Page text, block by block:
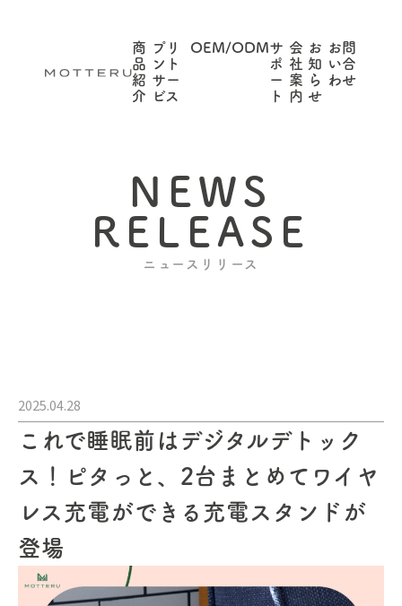
商
品
紹
介
プリ
ント
サー
ビス
OEM/ODMサ
ポ
ー
ト
会
社
案
内
お
知
ら
せ
お問
い合
わせ
NEWS
RELEASE
ニュースリリース
2025.04.28
これで睡眠前はデジタルデトック
ス！ピタっと、2台まとめてワイヤ
レス充電ができる充電スタンドが
登場